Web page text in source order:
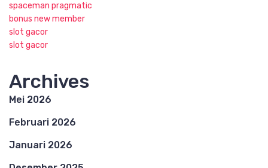
spaceman pragmatic
bonus new member
slot gacor
slot gacor
Archives
Mei 2026
Februari 2026
Januari 2026